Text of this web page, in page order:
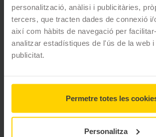
personalització, anàlisi i publicitàries,
tercers, que tracten dades de connexió i/
així com hàbits de navegació per
analitzar estadístiques de l'ús de la web
publicitat.
Permetre totes les
Personalitza
Falken ZIEX ZE310 ECORUN Falken